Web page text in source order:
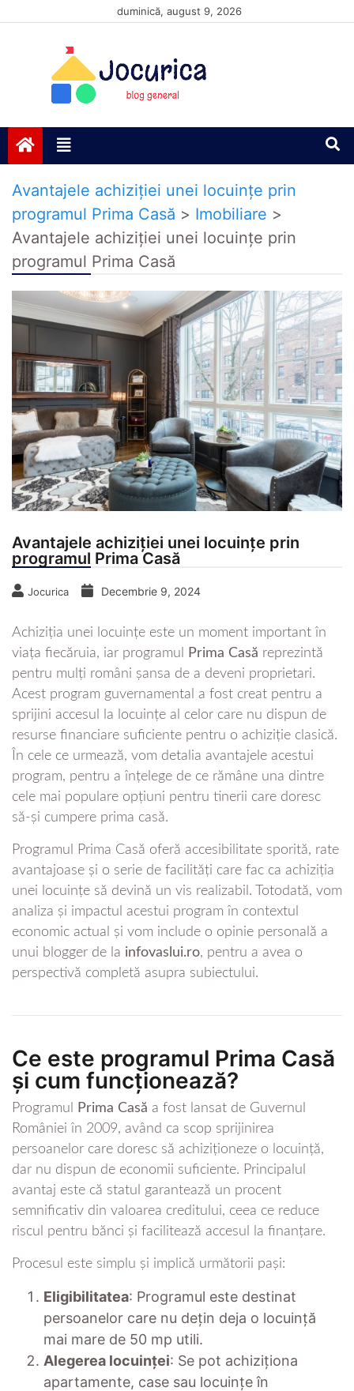
duminică, august 9, 2026
Jocurică blog
Avantajele achiziției unei locuințe prin
programul Prima Casă > Imobiliare >
Avantajele achiziției unei locuințe prin
programul Prima Casă
Avantajele achiziției unei locuințe prin
programul Prima Casă
Jocurica Decembrie 9, 2024
Achiziția unei locuințe este un moment important în
viața fiecăruia, iar programul
Prima Casă reprezintă
pentru mulți români șansa de a deveni proprietari.
Acest program guvernamental a fost creat pentru a
sprijini accesul la locuințe al celor care nu dispun de
resurse financiare suficiente pentru o achiziție clasică.
În cele ce urmează, vom detalia avantajele acestui
program, pentru a înțelege de ce rămâne una dintre
cele mai populare opțiuni pentru tinerii care doresc
să-și cumpere prima casă.
Programul Prima Casă oferă accesibilitate sporită, rate
avantajoase și o serie de facilități care fac ca achiziția
unei locuințe să devină un vis realizabil. Totodată, vom
analiza și impactul acestui program în contextul
economic actual și vom include o opinie personală a
unui blogger de la infovaslui.ro, pentru a avea o
perspectivă completă asupra subiectului.
Ce este programul Prima Casă
și cum funcționează?
Programul Prima Casă a fost lansat de Guvernul
României în 2009, având ca scop sprijinirea
persoanelor care doresc să achiziționeze o locuință,
dar nu dispun de economii suficiente. Principalul
avantaj este că statul garantează un procent
semnificativ din valoarea creditului, ceea ce reduce
riscul pentru bănci și facilitează accesul la finanțare.
Procesul este simplu și implică următorii pași:
Eligibilitatea: Programul este destinat
persoanelor care nu dețin deja o locuință
mai mare de 50 mp utili.
Alegerea locuinței: Se pot achiziționa
apartamente, case sau locuințe în